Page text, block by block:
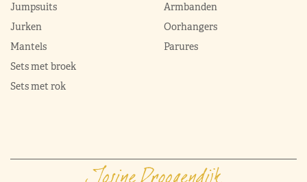
Jumpsuits
Jurken
Mantels
Sets met broek
Sets met rok
Armbanden
Oorhangers
Parures